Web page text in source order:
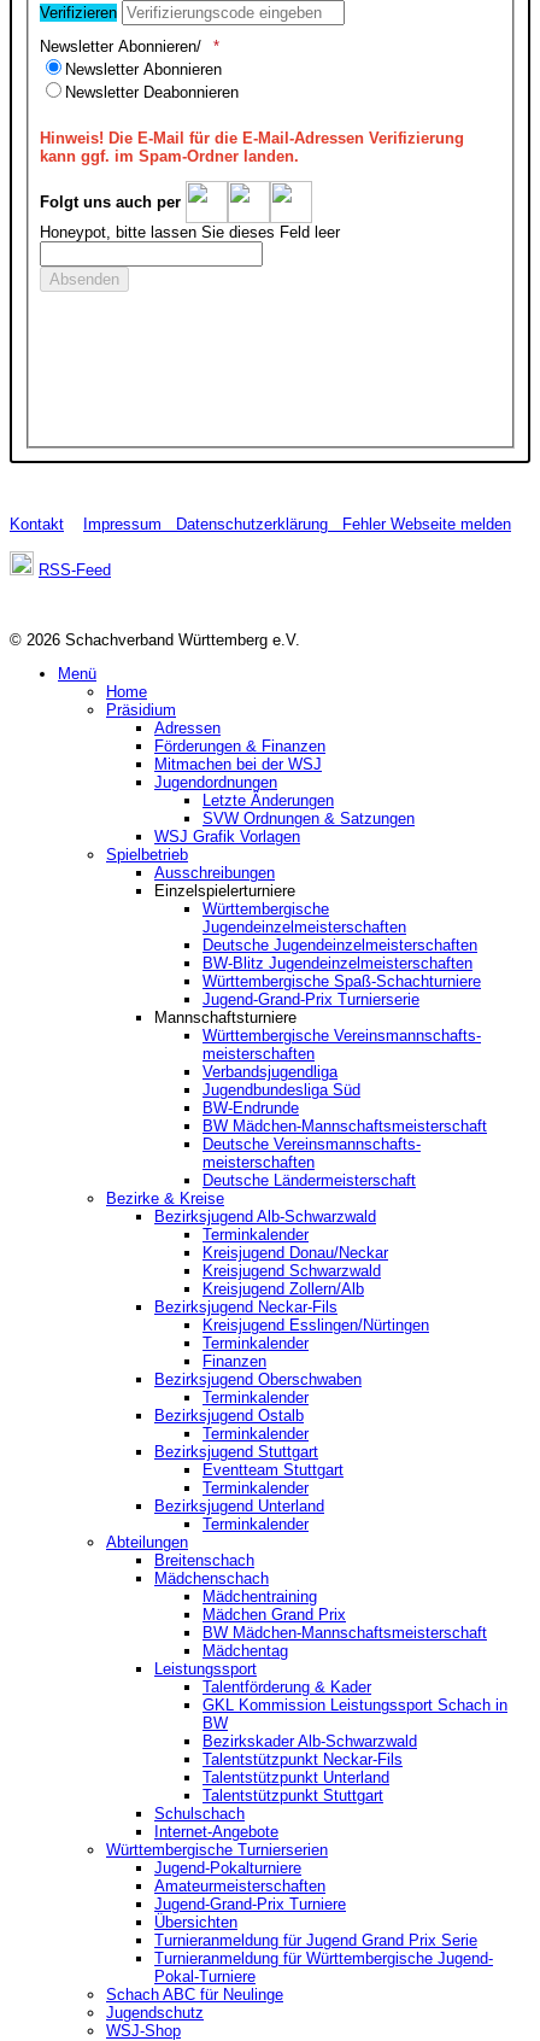
Verifizieren
Newsletter Abonnieren/
Newsletter Abonnieren
Newsletter Deabonnieren
Hinweis! Die E-Mail für die E-Mail-Adressen Verifizierung
kann ggf. im Spam-Ordner landen.
Folgt uns auch per
Honeypot, bitte lassen Sie dieses Feld leer
Kontakt Impressum Datenschutzerklärung Fehler Webseite melden
RSS-Feed
© 2026 Schachverband Württemberg e.V.
Menü
Home
Präsidium
Adressen
Förderungen & Finanzen
Mitmachen bei der WSJ
Jugendordnungen
Letzte Änderungen
SVW Ordnungen & Satzungen
WSJ Grafik Vorlagen
Spielbetrieb
Ausschreibungen
Einzelspielerturniere
Württembergische
Jugendeinzelmeisterschaften
Deutsche Jugendeinzelmeisterschaften
BW-Blitz Jugendeinzelmeisterschaften
Württembergische Spaß-Schachturniere
Jugend-Grand-Prix Turnierserie
Mannschaftsturniere
Württembergische Vereinsmannschafts-
meisterschaften
Verbandsjugendliga
Jugendbundesliga Süd
BW-Endrunde
BW Mädchen-Mannschaftsmeisterschaft
Deutsche Vereinsmannschafts-
meisterschaften
Deutsche Ländermeisterschaft
Bezirke & Kreise
Bezirksjugend Alb-Schwarzwald
Terminkalender
Kreisjugend Donau/Neckar
Kreisjugend Schwarzwald
Kreisjugend Zollern/Alb
Bezirksjugend Neckar-Fils
Kreisjugend ‎Esslingen/Nürtingen
Terminkalender
Finanzen
Bezirksjugend Oberschwaben
Terminkalender
Bezirksjugend Ostalb
Terminkalender
Bezirksjugend Stuttgart
‎Eventteam Stuttgart
Terminkalender
Bezirksjugend Unterland
Terminkalender
Abteilungen
Breitenschach
Mädchenschach
Mädchentraining
Mädchen Grand Prix
BW Mädchen-Mannschaftsmeisterschaft
Mädchentag
Leistungssport
Talentförderung & Kader
GKL Kommission Leistungssport Schach in
BW
Bezirkskader Alb-Schwarzwald
Talentstützpunkt Neckar-Fils
Talentstützpunkt Unterland
Talentstützpunkt Stuttgart
Schulschach
Internet-Angebote
Württembergische Turnierserien
Jugend-Pokalturniere
Amateurmeisterschaften
Jugend-Grand-Prix Turniere
Übersichten
Turnieranmeldung für Jugend Grand Prix Serie
Turnieranmeldung für Württembergische Jugend-
Pokal-Turniere
Schach ABC für Neulinge
Jugendschutz
WSJ-Shop